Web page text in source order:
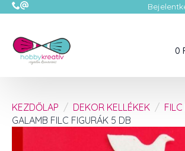
0
KEZDŐLAP DEKOR KELLÉKEK
GALAMB FILC FIGURÁK 5 DB